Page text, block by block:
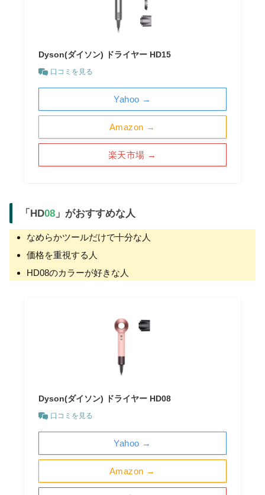
Dyson(ダイソン) ドライヤー HD15
口コミを見る
Amazon →
楽天市場 →
Yahoo →
「 HD08 」がおすすめな人
なめらかツールだけで十分な人
価格を重視する人
HD08のカラーが好きな人
Dyson(ダイソン) ドライヤー HD08
口コミを見る
Amazon →
Yahoo →